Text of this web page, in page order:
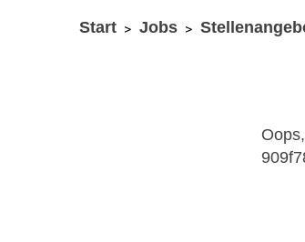
Sie befinden sich hier:
Start Jobs